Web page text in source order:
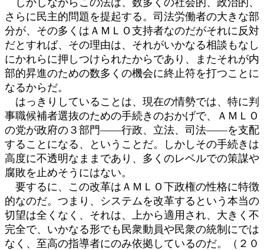
さらに民主的問題を提起する。司法労働者の大きな部
分が、その多くはＡＭＬＯ支持者なのだがそれに反対
だとすれば、その理由は、それがいかなる相談もなし
にかれらに押しつけられたからであり、またそれが内
部的昇進のための数多くの機会に終止符を打つことに
なるからだ。
はっきりしていることは、現在の情勢では、特に判
事職候補者選抜のための手続きのおかげで、ＡＭＬＯ
の党が政府の３部門――行政、立法、司法――を支配
することになる、ということだ。しかしその手続きは
高度に不透明なままであり、多くのレベルでの策謀や
腐敗を止めそうにはない。
要するに、この改革はＡＭＬＯ下政権の性格に特徴
的なのだ。つまり、システムを改革するという本当の
切望は全くなく、それは、上から適用され、大きく不
完全で、いかなる形でも民衆動員や民衆の統制にでは
なく、至高の指導者にのみ依拠しているのだ。（２０